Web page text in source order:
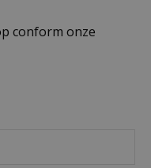
conform onze